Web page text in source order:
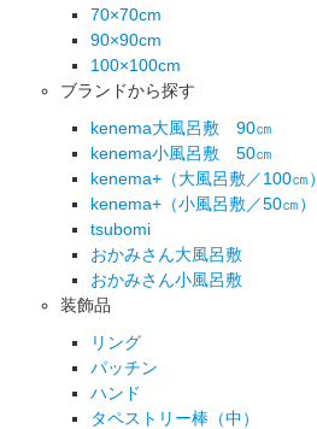
70×70cm
90×90cm
100×100cm
ブランドから探す
kenema大風呂敷 90㎝
kenema小風呂敷 50㎝
kenema+（大風呂敷／100㎝）
kenema+（小風呂敷／50㎝）
tsubomi
おかみさん大風呂敷
おかみさん小風呂敷
装飾品
リング
パッチン
ハンド
タペストリー棒（中）